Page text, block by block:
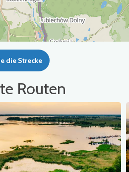
die Strecke
Routen